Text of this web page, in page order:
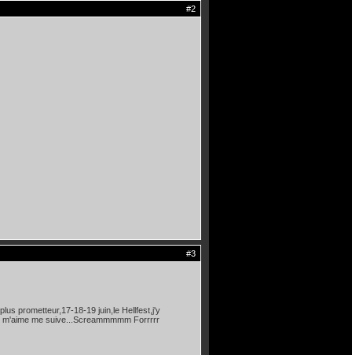
#2
#3
prometteur,17-18-19 juin,le Hellfest,j'y
me suive...Screammmmm Forrrrr